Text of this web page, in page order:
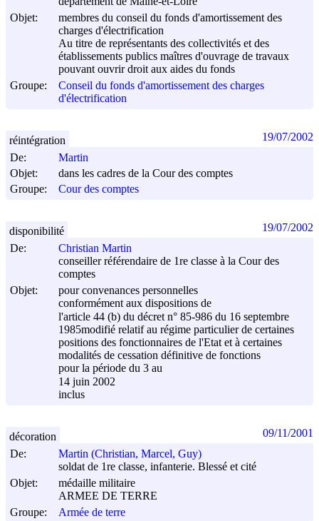
Objet:
membres du conseil du fonds d'amortissement des
charges d'électrification
Au titre de représentants des collectivités et des
établissements publics maîtres d'ouvrage de travaux
pouvant ouvrir droit aux aides du fonds
Groupe:
Conseil du fonds d'amortissement des charges
d'électrification
De:
Martin
Objet:
dans les cadres de la Cour des comptes
Groupe:
Cour des comptes
réintégration 19/07/2002
De:
Christian Martin
conseiller référendaire de 1re classe à la Cour des
comptes
Objet:
pour convenances personnelles
conformément aux dispositions de
l'article 44 (b) du décret n° 85-986 du 16 septembre
1985modifié relatif au régime particulier de certaines
positions des fonctionnaires de l'Etat et à certaines
modalités de cessation définitive de fonctions
pour la période du 3 au
14 juin 2002
inclus
disponibilité 19/07/2002
De:
Martin (Christian, Marcel, Guy)
soldat de 1re classe, infanterie. Blessé et cité
Objet:
médaille militaire
ARMEE DE TERRE
Groupe:
Armée de terre
décoration 09/11/2001